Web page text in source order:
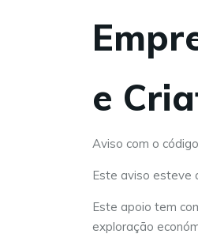
e
Aviso com o
Este aviso esteve
Este apoio tem
exploração